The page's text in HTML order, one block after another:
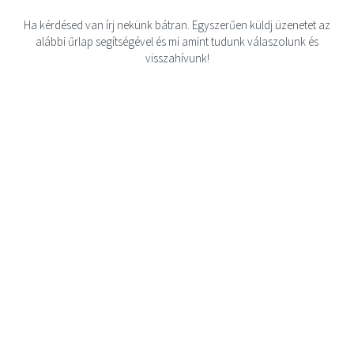
Ha kérdésed van írj nekünk bátran. Egyszerűen küldj üzenetet az
alábbi űrlap segítségével és mi amint tudunk válaszolunk és
visszahívunk!